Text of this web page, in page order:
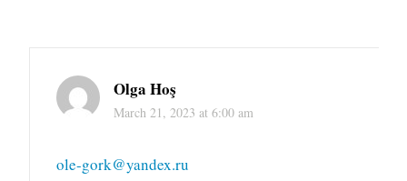
Olga Hoş
March 21, 2023 at 6:00 am
ole-gork@yandex.ru